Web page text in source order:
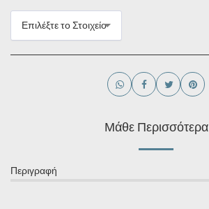
Επιλέξτε το Στοιχείο
Μάθε Περισσότερα
Περιγραφή